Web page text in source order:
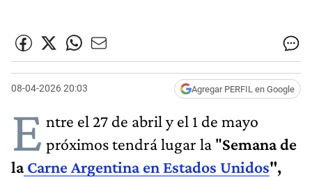
08-04-2026 20:03 Agregar PERFIL en Google
E ntre el 27 de abril y el 1 de mayo
próximos tendrá lugar la "Semana de
laCarne Argentina en Estados Unidos",